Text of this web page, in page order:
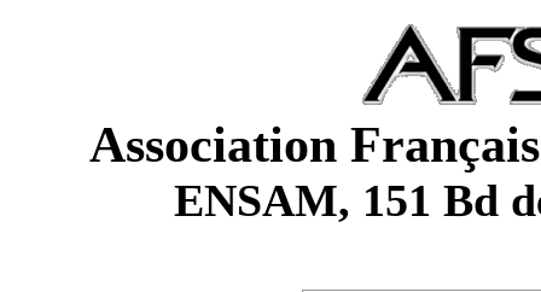
Association
ENSAM, 151 Bd